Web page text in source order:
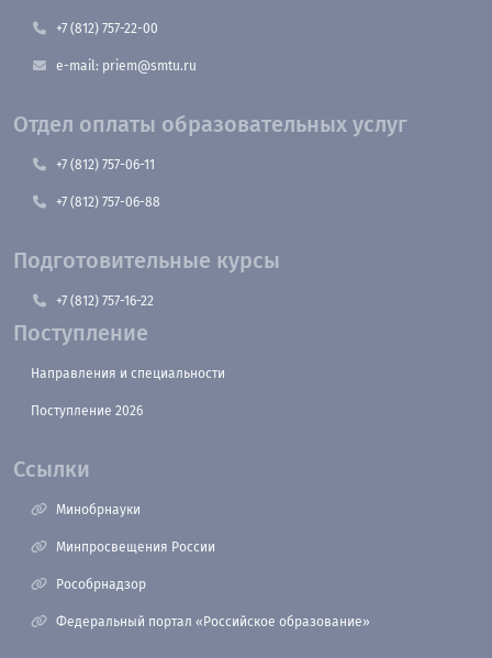
+7 (812) 757-22-00
e-mail: priem@smtu.ru
Отдел оплаты образовательных услуг
+7 (812) 757-06-11
+7 (812) 757-06-88
Подготовительные курсы
+7 (812) 757-16-22
Поступление
Направления и специальности
Поступление 2026
Ссылки
Минобрнауки
Минпросвещения России
Рособрнадзор
Федеральный портал «Российское образование»